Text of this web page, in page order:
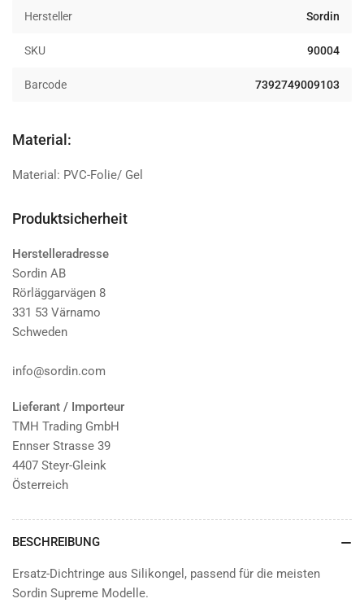
Hersteller Sordin
SKU 90004
Barcode 7392749009103
Material:
Material: PVC-Folie/ Gel
Produktsicherheit
Herstelleradresse
Sordin AB
Rörläggarvägen 8
331 53 Värnamo
Schweden
info@sordin.com
Lieferant / Importeur
TMH Trading GmbH
Ennser Strasse 39
4407 Steyr-Gleink
Österreich
BESCHREIBUNG
Ersatz-Dichtringe aus Silikongel, passend für die meisten
Sordin Supreme Modelle.